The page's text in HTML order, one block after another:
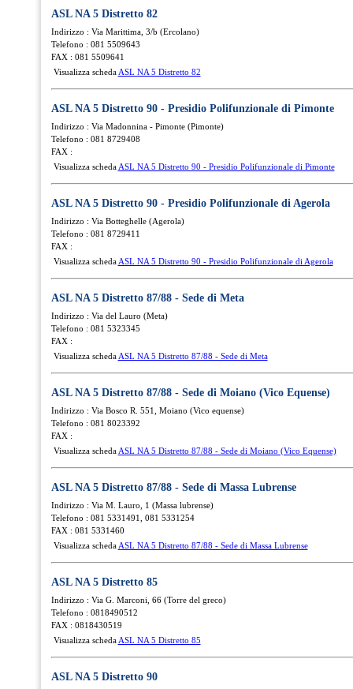
ASL NA 5 Distretto 82
Indirizzo : Via Marittima, 3/b (Ercolano)
Telefono : 081 5509643
FAX : 081 5509641
Visualizza scheda ASL NA 5 Distretto 82
ASL NA 5 Distretto 90 - Presidio Polifunzionale di Pimonte
Indirizzo : Via Madonnina - Pimonte (Pimonte)
Telefono : 081 8729408
FAX :
Visualizza scheda ASL NA 5 Distretto 90 - Presidio Polifunzionale di Pimonte
ASL NA 5 Distretto 90 - Presidio Polifunzionale di Agerola
Indirizzo : Via Botteghelle (Agerola)
Telefono : 081 8729411
FAX :
Visualizza scheda ASL NA 5 Distretto 90 - Presidio Polifunzionale di Agerola
ASL NA 5 Distretto 87/88 - Sede di Meta
Indirizzo : Via del Lauro (Meta)
Telefono : 081 5323345
FAX :
Visualizza scheda ASL NA 5 Distretto 87/88 - Sede di Meta
ASL NA 5 Distretto 87/88 - Sede di Moiano (Vico Equense)
Indirizzo : Via Bosco R. 551, Moiano (Vico equense)
Telefono : 081 8023392
FAX :
Visualizza scheda ASL NA 5 Distretto 87/88 - Sede di Moiano (Vico Equense)
ASL NA 5 Distretto 87/88 - Sede di Massa Lubrense
Indirizzo : Via M. Lauro, 1 (Massa lubrense)
Telefono : 081 5331491, 081 5331254
FAX : 081 5331460
Visualizza scheda ASL NA 5 Distretto 87/88 - Sede di Massa Lubrense
ASL NA 5 Distretto 85
Indirizzo : Via G. Marconi, 66 (Torre del greco)
Telefono : 0818490512
FAX : 0818430519
Visualizza scheda ASL NA 5 Distretto 85
ASL NA 5 Distretto 90